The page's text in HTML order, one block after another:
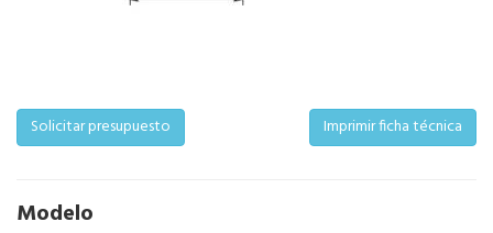
Solicitar presupuesto Imprimir ficha técnica
Modelo